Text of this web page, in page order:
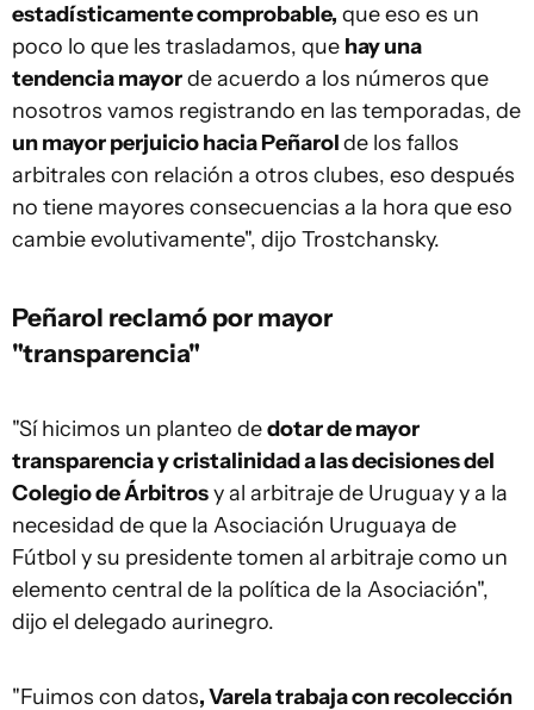
estadísticamente comprobable, que eso es un
poco lo que les trasladamos, que hay una
tendencia mayorde acuerdo a los números que
nosotros vamos registrando en las temporadas, de
un mayor perjuicio hacia Peñarolde los fallos
arbitrales con relación a otros clubes, eso después
no tiene mayores consecuencias a la hora que eso
cambie evolutivamente", dijo Trostchansky.
Peñarol reclamó por mayor
"transparencia"
"Sí hicimos un planteo dedotar de mayor
transparencia y cristalinidad a las decisiones del
Colegio de Árbitrosy al arbitraje de Uruguay y a la
necesidad de que la Asociación Uruguaya de
Fútbol y su presidente tomen al arbitraje como un
elemento central de la política de la Asociación",
dijo el delegado aurinegro.
"Fuimos con datos, Varela trabaja con recolección